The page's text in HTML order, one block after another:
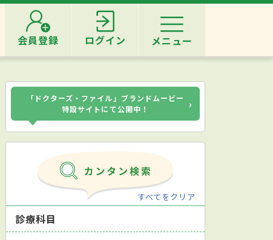
会員登録 ログイン メニュー
「ドクターズ・ファイル」ブランドムービー
特設サイトにて公開中！
›
すべてをクリア
診療科目